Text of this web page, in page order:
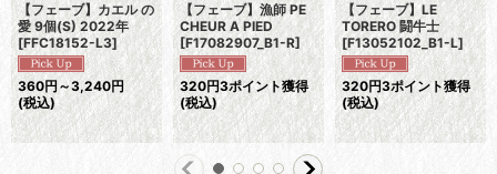
【フェーブ】カエル の
愛 9個(S) 2022年
[FFC18152-L3]
360円 ～3,240円
(税込)
【フェーブ】漁師 PE
CHEUR A PIED
[F17082907_B1-R]
320円3ポイント獲得
(税込)
【フェーブ】LE
TORERO 闘牛士
[F13052102_B1-L]
320円3ポイント獲得
(税込)